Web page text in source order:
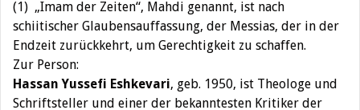
(1) „Imam der Zeiten“, Mahdi genannt, ist nach
schiitischer Glaubensauffassung, der Messias, der in der
Endzeit zurückkehrt, um Gerechtigkeit zu schaffen.
Zur Person:
Hassan Yussefi Eshkevari, geb. 1950, ist Theologe und
Schriftsteller und einer der bekanntesten Kritiker der